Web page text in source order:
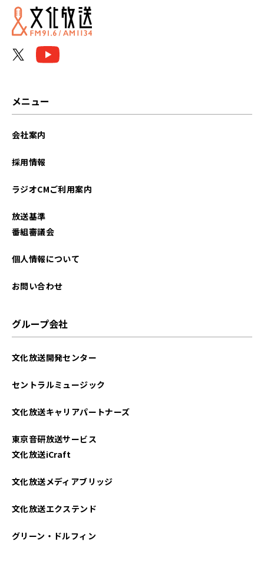
メニュー
会社案内
採用情報
ラジオCMご利用案内
放送基準
番組審議会
個人情報について
お問い合わせ
グループ会社
文化放送開発センター
セントラルミュージック
文化放送キャリアパートナーズ
東京音研放送サービス
文化放送iCraft
文化放送メディアブリッジ
文化放送エクステンド
グリーン・ドルフィン